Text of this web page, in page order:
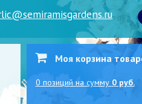
Моя корзина
0 позиций на сумму 0 руб.